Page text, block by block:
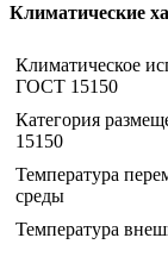
Климатические
Климатическое
ГОСТ 15150
Категория
15150
Температура
среды
Температура